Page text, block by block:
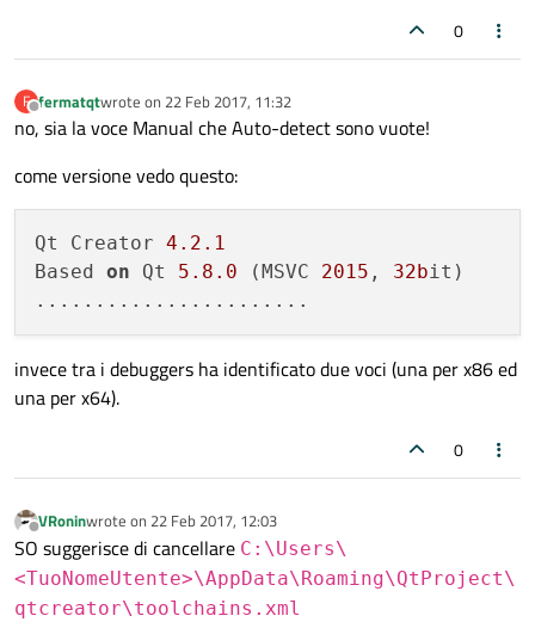
0
F
Offline
fermatqtwrote on 22 Feb 2017, 11:32
last edited by
no, sia la voce Manual che Auto-detect sono vuote!
come versione vedo questo:
Qt Creator 4.2 .1
Based on Qt 5.8 .0 (MSVC 2015 , 32bit)
invece tra i debuggers ha identificato due voci (una per x86 ed
una per x64).
0
Offline
VRoninwrote on 22 Feb 2017, 12:03
last edited by
SO suggerisce di cancellare C:\Users\
<TuoNomeUtente>\AppData\Roaming\QtProject\
qtcreator\toolchains.xml